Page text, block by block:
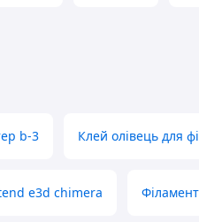
b-3 Клей олівець для
e3d chimera